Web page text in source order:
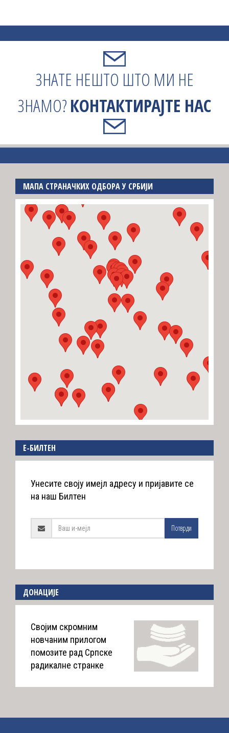
ЗНАТЕ НЕШТО ШТО МИ НЕ
ЗНАМО?КОНТАКТИРАЈТЕ НАС
МАПА СТРАНАЧКИХ ОДБОРА У СРБИЈИ
E-БИЛТЕН
Унесите своју имејл адресу и пријавите се
на наш Билтен
Потврди
ДОНАЦИЈЕ
Својим скромним
новчаним прилогом
помозите рад Српске
радикалне странке